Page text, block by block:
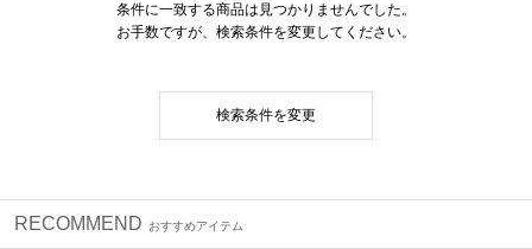
条件に一致する商品は見つかりませんでした。
お手数ですが、検索条件を変更してください。
検索条件を変更
RECOMMEND おすすめアイテム